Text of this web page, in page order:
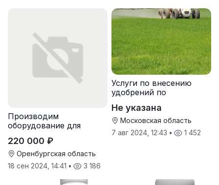
Производим
оборудование для
220 000 ₽
Оренбургская область
18 сен 2024, 14:41 • 3 186
Услуги по внесению
удобрений по
грунту, услуги по
опрыскиванию полей,
услуги пневмо
Не указана
Московская область
7 авг 2024, 12:43 • 1 452